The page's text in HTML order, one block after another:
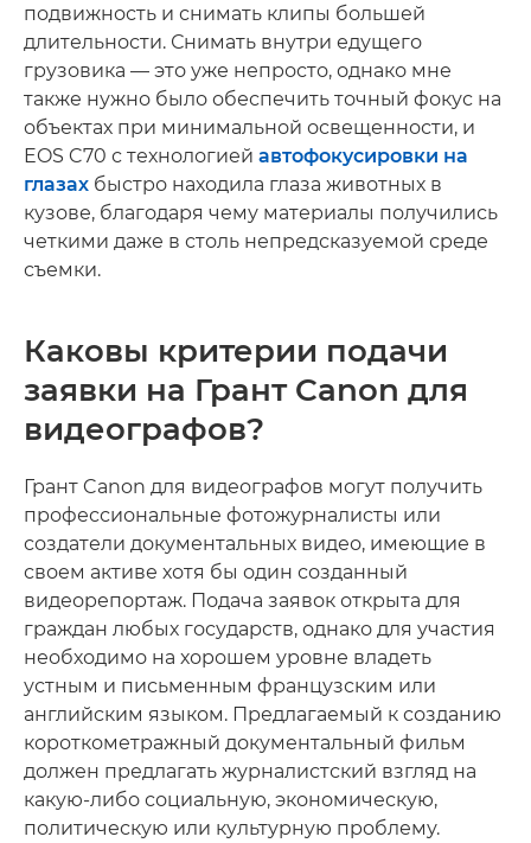
подвижность и снимать клипы большей
длительности. Снимать внутри едущего
грузовика — это уже непросто, однако мне
также нужно было обеспечить точный фокус на
объектах при минимальной освещенности, и
EOS C70 с технологией автофокусировки на
глазах быстро находила глаза животных в
кузове, благодаря чему материалы получились
четкими даже в столь непредсказуемой среде
съемки.
Каковы критерии подачи
заявки на Грант Canon для
видеографов?
Грант Canon для видеографов могут получить
профессиональные фотожурналисты или
создатели документальных видео, имеющие в
своем активе хотя бы один созданный
видеорепортаж. Подача заявок открыта для
граждан любых государств, однако для участия
необходимо на хорошем уровне владеть
устным и письменным французским или
английским языком. Предлагаемый к созданию
короткометражный документальный фильм
должен предлагать журналистский взгляд на
какую-либо социальную, экономическую,
политическую или культурную проблему.